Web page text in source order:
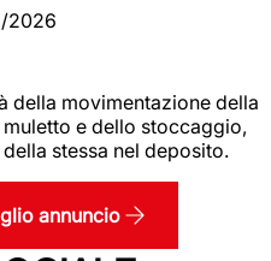
2026
della movimentazione della
e dello stoccaggio,
stessa nel deposito.
annuncio